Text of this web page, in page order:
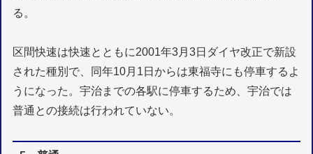
る。
区間快速は快速とともに2001年3月3日ダイヤ改正で新設
された種別で、同年10月1日からは東福寺にも停車するよ
うになった。宇治までの各駅に停車するため、宇治では
普通との接続は行われていない。